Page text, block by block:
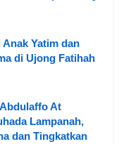
Anak Yatim dan
di Ujong Fatihah
At
Lampanah,
dan Tingkatkan